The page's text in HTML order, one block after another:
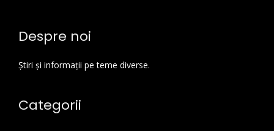
Despre noi
Știri și informații pe teme diverse.
Categorii